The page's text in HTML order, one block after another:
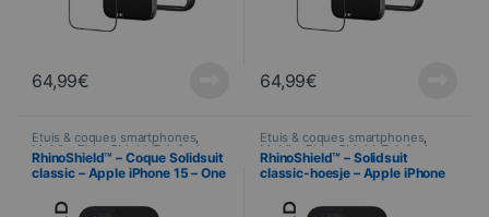
64,99€ 64,99€
Étuis & coques smartphones,
Mobile,RhinoShield ,Telefonie
RhinoShield™ – Coque Solidsuit
classic – Apple iPhone 15 – One
Étuis & coques smartphones,
Mobile,RhinoShield,Telefonie
RhinoShield™ – Solidsuit
classic-hoesje – Apple iPhone
HAT